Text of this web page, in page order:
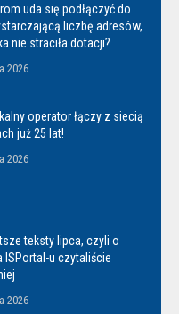
uda się podłączyć do
liczbę adresów,
nie straciła dotacji?
2026
operator łączy z siecią
już 25 lat!
2026
teksty lipca, czyli o
ISPortal-u czytaliście
2026